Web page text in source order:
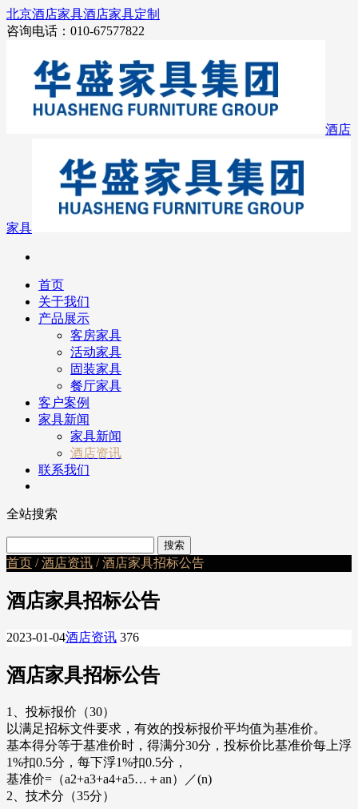
北京酒店家具酒店家具定制
咨询电话：010-67577822
酒店
家具
首页
关于我们
产品展示
客房家具
活动家具
固装家具
餐厅家具
客户案例
家具新闻
家具新闻
酒店资讯
联系我们
全站搜索
首页 /酒店资讯 / 酒店家具招标公告
酒店家具招标公告
2023-01-04酒店资讯 376
酒店家具招标公告
1、投标报价（30）
以满足招标文件要求，有效的投标报价平均值为基准价。
基本得分等于基准价时，得满分30分，投标价比基准价每上浮
1%扣0.5分，每下浮1%扣0.5分，
基准价=（a2+a3+a4+a5…＋an）／(n)
2、技术分（35分）